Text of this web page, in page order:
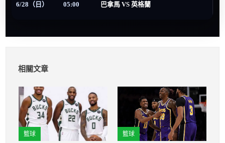
6/28（日） 05:00 巴拿馬 VS 英格蘭
相關文章
籃球 籃球